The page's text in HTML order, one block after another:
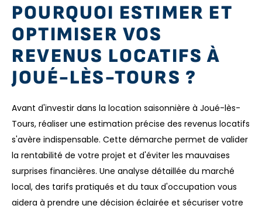
POURQUOI ESTIMER ET
OPTIMISER VOS
REVENUS LOCATIFS À
JOUÉ-LÈS-TOURS ?
Avant d'investir dans la location saisonnière à Joué-lès-
Tours, réaliser une estimation précise des revenus locatifs
s'avère indispensable. Cette démarche permet de valider
la rentabilité de votre projet et d'éviter les mauvaises
surprises financières. Une analyse détaillée du marché
local, des tarifs pratiqués et du taux d'occupation vous
aidera à prendre une décision éclairée et sécuriser votre